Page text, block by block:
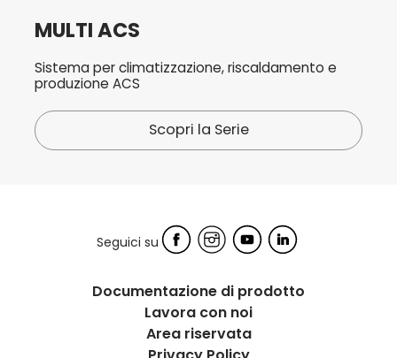
MULTI ACS
Sistema per climatizzazione, riscaldamento e
produzione ACS
Scopri la Serie
Seguici su
Documentazione di prodotto
Lavora con noi
Area riservata